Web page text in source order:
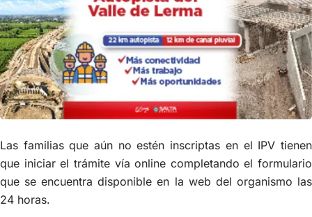
Las familias que aún no estén inscriptas en el IPV tienen
que iniciar el trámite vía online completando el formulario
que se encuentra disponible en la web del organismo las
24 horas.